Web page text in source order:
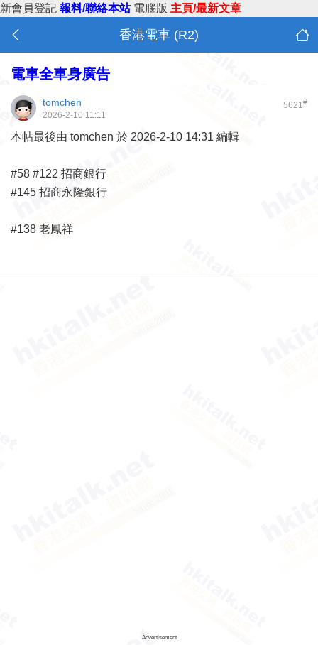
新會員登記 報料/聯絡本站 電腦版 主頁/最新文章
香港電車 (R2)
電車全車身廣告
5621#
tomchen
2026-2-10 11:11
本帖最後由 tomchen 於 2026-2-10 14:31 編輯
#58 #122 招商銀行
#145 招商永隆銀行
#138 老鳳祥
Advertisement